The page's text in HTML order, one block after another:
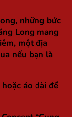
những bức
Long mang
một địa
nếu bạn là
áo dài để